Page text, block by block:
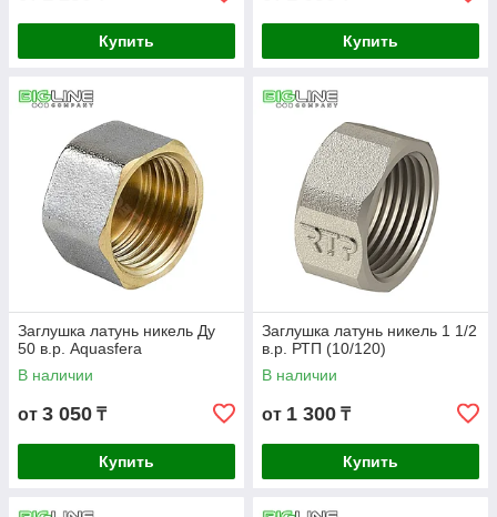
Купить Купить
Заглушка латунь никель Ду
50 в.р. Aquasfera
В наличии
от 3 050 ₸
Купить
Заглушка латунь никель 1 1/2
в.р. РТП (10/120)
В наличии
от 1 300 ₸
Купить